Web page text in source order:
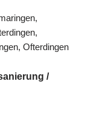
Ofterdingen
/